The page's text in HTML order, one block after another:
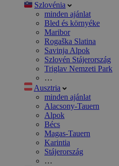
Szlovénia
minden ajánlat
Bled és környéke
Maribor
Rogaška Slatina
Savinja Alpok
Szlovén Stájerország
Triglav Nemzeti Park
…
Ausztria
minden ajánlat
Alacsony-Tauern
Alpok
Bécs
Magas-Tauern
Karintia
Stájerország
…